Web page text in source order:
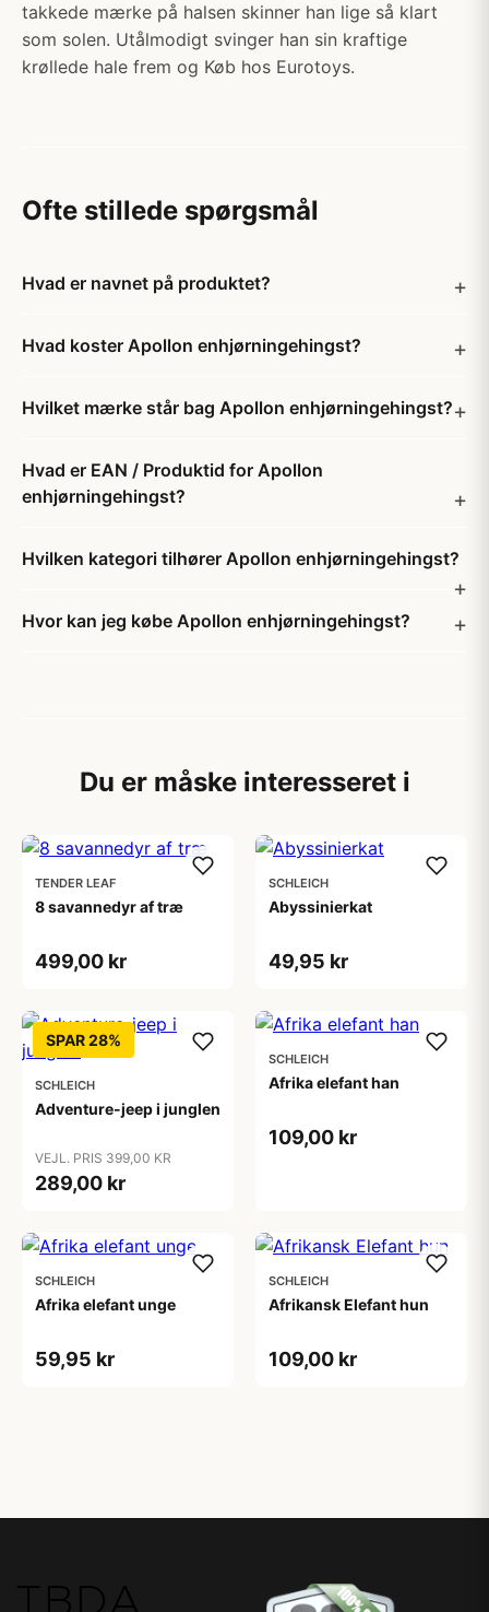
takkede mærke på halsen skinner han lige så klart
som solen. Utålmodigt svinger han sin kraftige
krøllede hale frem og Køb hos Eurotoys.
Ofte stillede spørgsmål
Hvad er navnet på produktet?
Hvad koster Apollon enhjørningehingst?
Hvilket mærke står bag Apollon enhjørningehingst?
Hvad er EAN / Produktid for Apollon
enhjørningehingst?
Hvilken kategori tilhører Apollon enhjørningehingst?
Hvor kan jeg købe Apollon enhjørningehingst?
Du er måske interesseret i
TENDER LEAF
8 savannedyr af træ
499,00 kr
SCHLEICH
Abyssinierkat
49,95 kr
SPAR 28%
SCHLEICH
Adventure-jeep i junglen
VEJL. PRIS 399,00 KR
289,00 kr
SCHLEICH
Afrika elefant han
109,00 kr
SCHLEICH
Afrika elefant unge
59,95 kr
SCHLEICH
Afrikansk Elefant hun
109,00 kr